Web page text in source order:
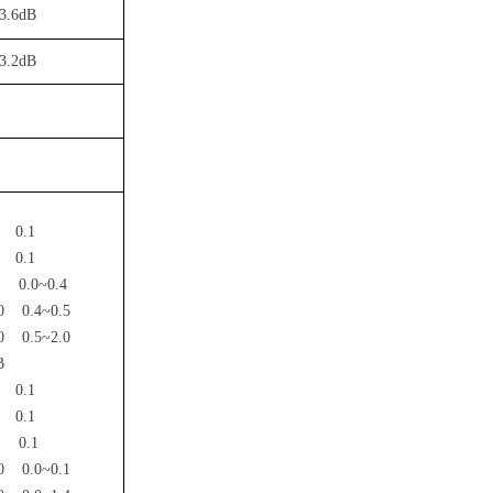
3.6dB
3.2dB
0.1
0.1
0.0~0.4
0.4~0.5
0.5~2.0
0.1
0.1
0.1
0.0~0.1